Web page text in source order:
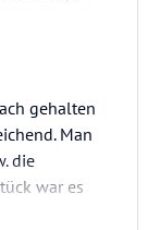
gehalten
Man
die
war es